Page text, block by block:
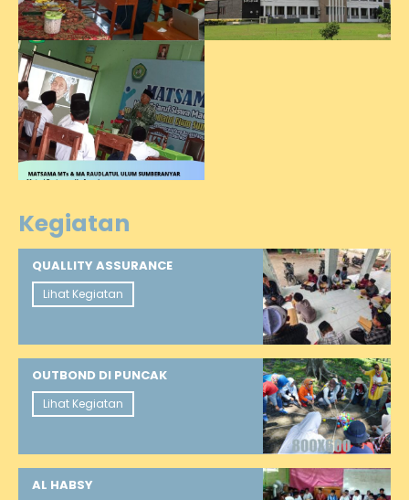
Kegiatan
QUALLITY ASSURANCE
Lihat Kegiatan
OUTBOND DI PUNCAK
Lihat Kegiatan
AL HABSY